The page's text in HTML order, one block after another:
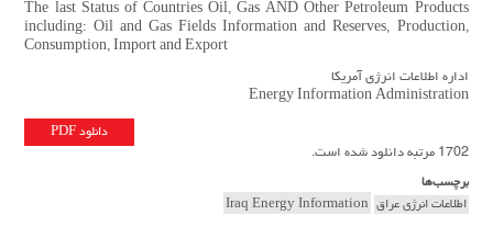
The last Status of Countries Oil, Gas AND Other Petroleum Products
including: Oil and Gas Fields Information and Reserves, Production,
Consumption, Import and Export
اداره اطلاعات انرژی آمریکا
Energy Information Administration
دانلود PDF
1702 مرتبه دانلود شده است.
برچسب‌ها
اطلاعات انرژی عراق
Iraq Energy Information